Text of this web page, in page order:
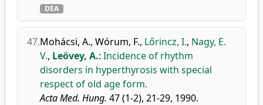
DEA
47.Mohácsi, A., Wórum, F., Lőrincz, I., Nagy, E.
V., Leövey, A.: Incidence of rhythm
disorders in hyperthyrosis with special
respect of old age form.
Acta Med. Hung. 47 (1-2), 21-29, 1990.